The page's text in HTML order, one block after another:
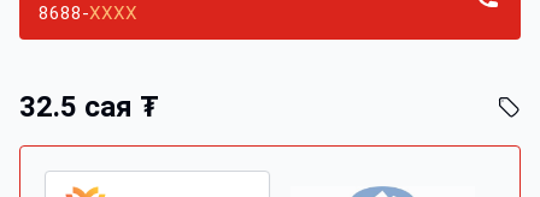
8688-XXXX
32.5 сая ₮